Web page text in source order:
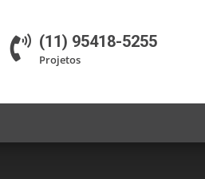
 (11) 95418-5255
Projetos